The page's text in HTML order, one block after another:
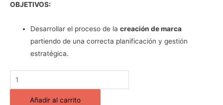
OBJETIVOS:
Desarrollar el proceso de lacreación de marca
partiendo de una correcta planificación y gestión
estratégica.
Añadir al carrito